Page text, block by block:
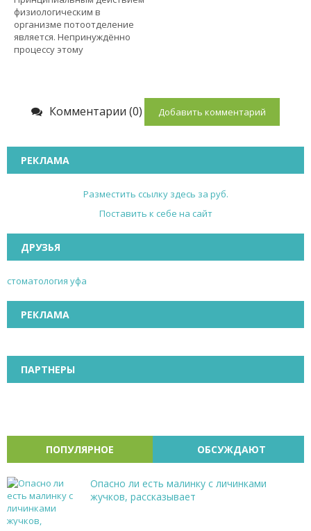
физиологическим в
организме потоотделение
является. Непринуждённо
процессу этому
Комментарии (0) Добавить комментарий
РЕКЛАМА
Разместить ссылку здесь за руб.
Поставить к себе на сайт
ДРУЗЬЯ
стоматология уфа
РЕКЛАМА
ПАРТНЕРЫ
ПОПУЛЯРНОЕ ОБСУЖДАЮТ
Опасно ли есть малинку с личинками
жучков, рассказывает